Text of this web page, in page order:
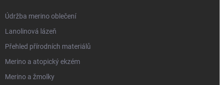
Údržba merino oblečení
Lanolinová lázeň
Přehled přírodních materiálů
Merino a atopický ekzém
Merino a žmolky